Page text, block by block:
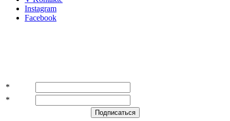
Instagram
Facebook
*
*